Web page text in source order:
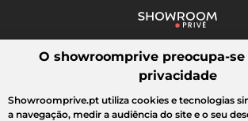
Pesquisar uma marca, um artigo,
Todas as vendas Moda Desporto Casa
O showroomprive preocupa-se
privacidade
Showroomprive.pt utiliza cookies e tecnologias
a navegação, medir a audiência do site e o seu